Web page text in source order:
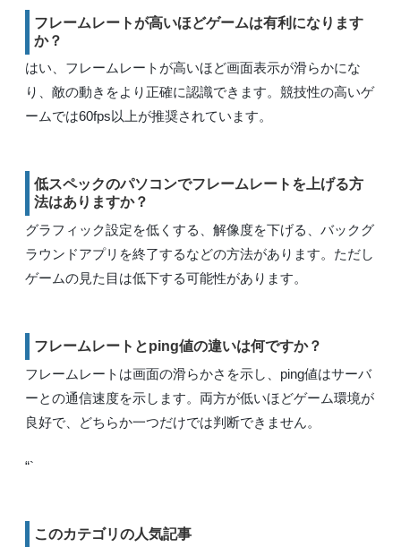
フレームレートが高いほどゲームは有利になります
か？
はい、フレームレートが高いほど画面表示が滑らかにな
り、敵の動きをより正確に認識できます。競技性の高いゲ
ームでは60fps以上が推奨されています。
低スペックのパソコンでフレームレートを上げる方
法はありますか？
グラフィック設定を低くする、解像度を下げる、バックグ
ラウンドアプリを終了するなどの方法があります。ただし
ゲームの見た目は低下する可能性があります。
フレームレートとping値の違いは何ですか？
フレームレートは画面の滑らかさを示し、ping値はサーバ
ーとの通信速度を示します。両方が低いほどゲーム環境が
良好で、どちらか一つだけでは判断できません。
“`
このカテゴリの人気記事